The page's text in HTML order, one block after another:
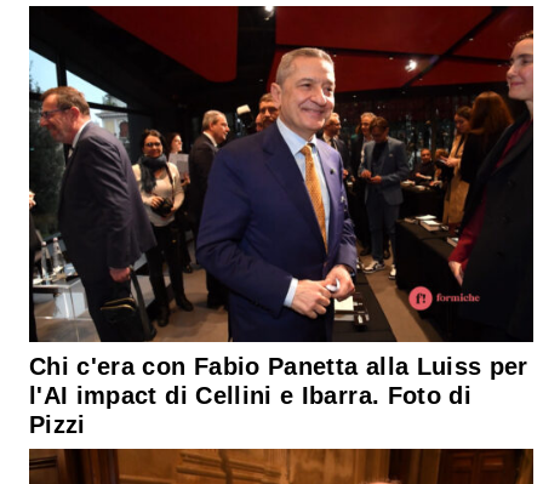
Chi c'era con Fabio Panetta alla Luiss per
l'AI impact di Cellini e Ibarra. Foto di
Pizzi